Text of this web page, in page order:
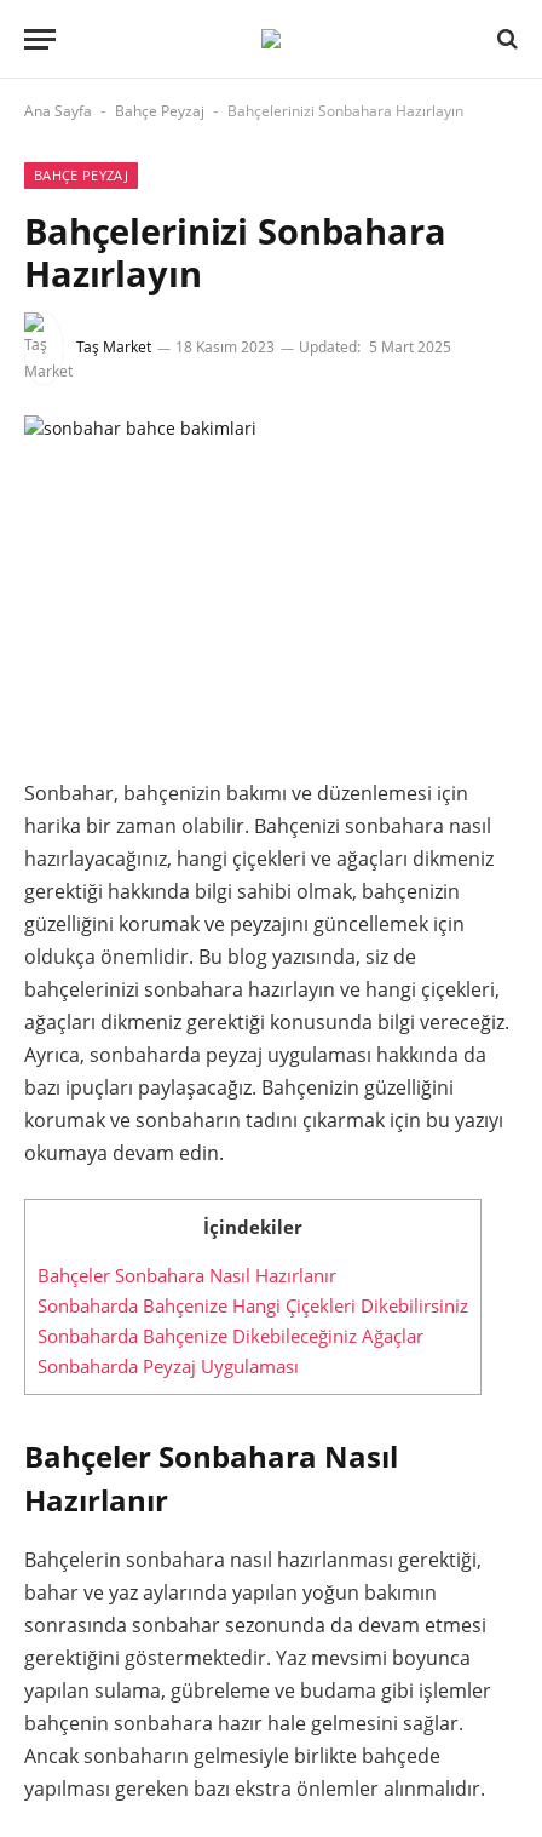
Ana Sayfa - Bahçe Peyzaj - Bahçelerinizi Sonbahara Hazırlayın
BAHÇE PEYZAJ
Bahçelerinizi Sonbahara
Hazırlayın
Taş Market 18 Kasım 2023 Updated: 5 Mart 2025
Sonbahar, bahçenizin bakımı ve düzenlemesi için
harika bir zaman olabilir. Bahçenizi sonbahara nasıl
hazırlayacağınız, hangi çiçekleri ve ağaçları dikmeniz
gerektiği hakkında bilgi sahibi olmak, bahçenizin
güzelliğini korumak ve peyzajını güncellemek için
oldukça önemlidir. Bu blog yazısında, siz de
bahçelerinizi sonbahara hazırlayın ve hangi çiçekleri,
ağaçları dikmeniz gerektiği konusunda bilgi vereceğiz.
Ayrıca, sonbaharda peyzaj uygulaması hakkında da
bazı ipuçları paylaşacağız. Bahçenizin güzelliğini
korumak ve sonbaharın tadını çıkarmak için bu yazıyı
okumaya devam edin.
İçindekiler
Bahçeler Sonbahara Nasıl Hazırlanır
Sonbaharda Bahçenize Hangi Çiçekleri Dikebilirsiniz
Sonbaharda Bahçenize Dikebileceğiniz Ağaçlar
Sonbaharda Peyzaj Uygulaması
Bahçeler Sonbahara Nasıl
Hazırlanır
Bahçelerin sonbahara nasıl hazırlanması gerektiği,
bahar ve yaz aylarında yapılan yoğun bakımın
sonrasında sonbahar sezonunda da devam etmesi
gerektiğini göstermektedir. Yaz mevsimi boyunca
yapılan sulama, gübreleme ve budama gibi işlemler
bahçenin sonbahara hazır hale gelmesini sağlar.
Ancak sonbaharın gelmesiyle birlikte bahçede
yapılması gereken bazı ekstra önlemler alınmalıdır.